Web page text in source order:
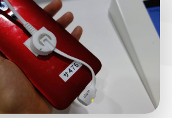
PC関連 カメラ ウェア
ホーム アクションカメラ カメラ
Mac Android
オーディオ 周辺機器